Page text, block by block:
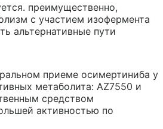
преимущественно,
с участием изофермента
альтернативные пути
приеме осимертиниба у
метаболита: AZ7550 и
средством
активностью по